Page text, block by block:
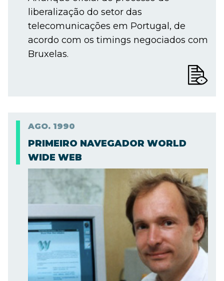
liberalização do setor das
telecomunicações em Portugal, de
acordo com os timings negociados com
Bruxelas.
AGO. 1990
PRIMEIRO NAVEGADOR WORLD
WIDE WEB